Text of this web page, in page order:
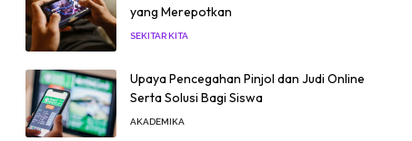
yang Merepotkan
SEKITAR KITA
Upaya Pencegahan Pinjol dan Judi Online
Serta Solusi Bagi Siswa
AKADEMIKA